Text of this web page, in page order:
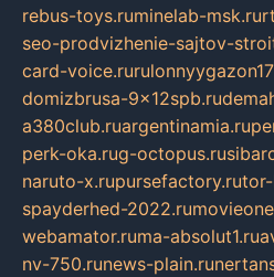
rebus-toys.ruminelab-msk.ru
seo-prodvizhenie-sajtov-
card-voice.ru
domizbrusa-9x12spb.ru
a380club.ruargentinamia.ru
perk-oka.rug-octopus.ru
naruto-x.rupursefactory.ru
spayderhed-2022.ru
webamator.ruma-absolut1.ru
nv-750.runews-plain.ru